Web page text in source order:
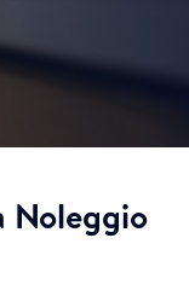
Noleggio